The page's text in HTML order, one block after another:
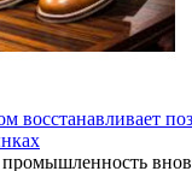
восстанавливает
промышленность